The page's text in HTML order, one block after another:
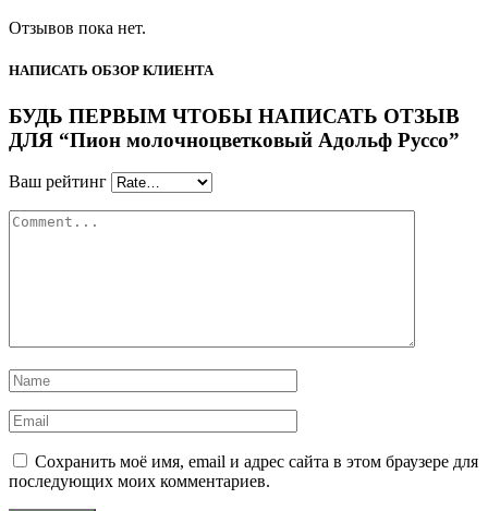
Отзывов пока нет.
НАПИСАТЬ ОБЗОР КЛИЕНТА
БУДЬ ПЕРВЫМ ЧТОБЫ НАПИСАТЬ ОТЗЫВ
ДЛЯ “Пион молочноцветковый Адольф Руссо”
Ваш рейтинг
Сохранить моё имя, email и адрес сайта в этом браузере для
последующих моих комментариев.